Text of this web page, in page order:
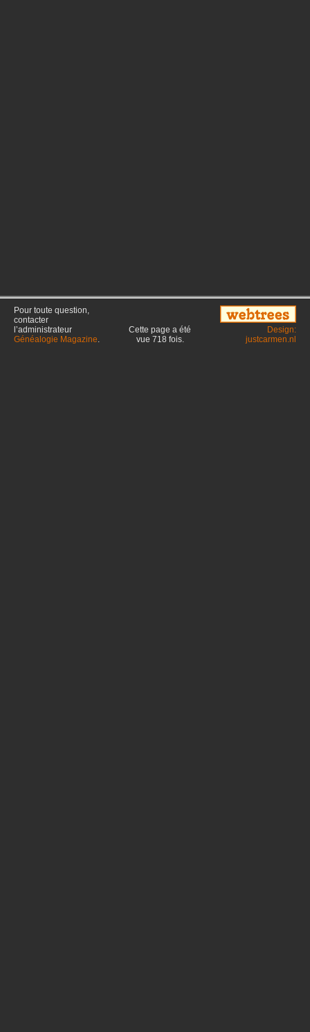
Pour toute question,
contacter
l’administrateur
Généalogie Magazine.
Cette page a été
vue 718 fois.
Design:
justcarmen.nl